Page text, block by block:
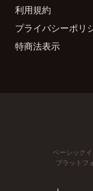
利用規約
プライバシーポリ
特商法表示
ベーシック
プラットフ